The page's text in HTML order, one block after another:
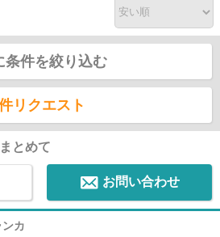
条件を絞り込む
リクエスト
とめて
お問い合わせ
ンカ